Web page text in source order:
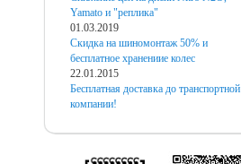
Yamato и "реплика"
01.03.2019
Скидка на шиномонтаж 50% и
бесплатное хранениие колес
22.01.2015
Бесплатная доставка до транспортной
компании!